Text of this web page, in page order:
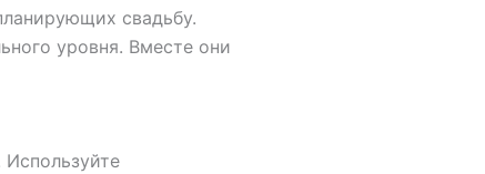
свадьбу.
уровня. Вместе они